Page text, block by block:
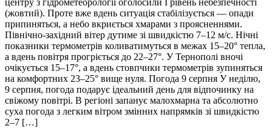
центру з гідрометеорології оголосили І рівень небезпечності
(жовтий). Проте вже вдень ситуація стабілізується — опади
припиняться, а небо вкриється хмарами з проясненнями.
Північно-західний вітер дутиме зі швидкістю 7–12 м/с. Нічні
показники термометрів коливатимуться в межах 15–20° тепла,
а вдень повітря прогріється до 22–27°. У Тернополі вночі
очікується 15–17°, а вдень стовпчики термометрів зупиняться
на комфортних 23–25° вище нуля. Погода 9 серпня У неділю,
9 серпня, погода подарує ідеальний день для відпочинку на
свіжому повітрі. В регіоні запанує малохмарна та абсолютно
суха погода з легким вітром змінних напрямків зі швидкістю
2–7 […]